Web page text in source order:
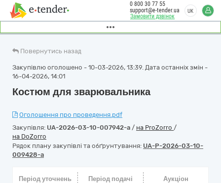
Замовити дзвінок
0 800 30 77 55
support@e-tender.ua
UK
Повернутись назад
Закупівлю оголошено - 10-03-2026, 13:39. Дата останніх змін -
16-04-2026, 14:01
Костюм для зварювальника
Оголошення про проведення.pdf
Закупівля: UA-2026-03-10-007942-a / на ProZorro /
на DoZorro
Рядок плану закупівлі та обґрунтування: UA-P-2026-03-10-
009428-a
Період уточнень
Період подачі
Аукціон